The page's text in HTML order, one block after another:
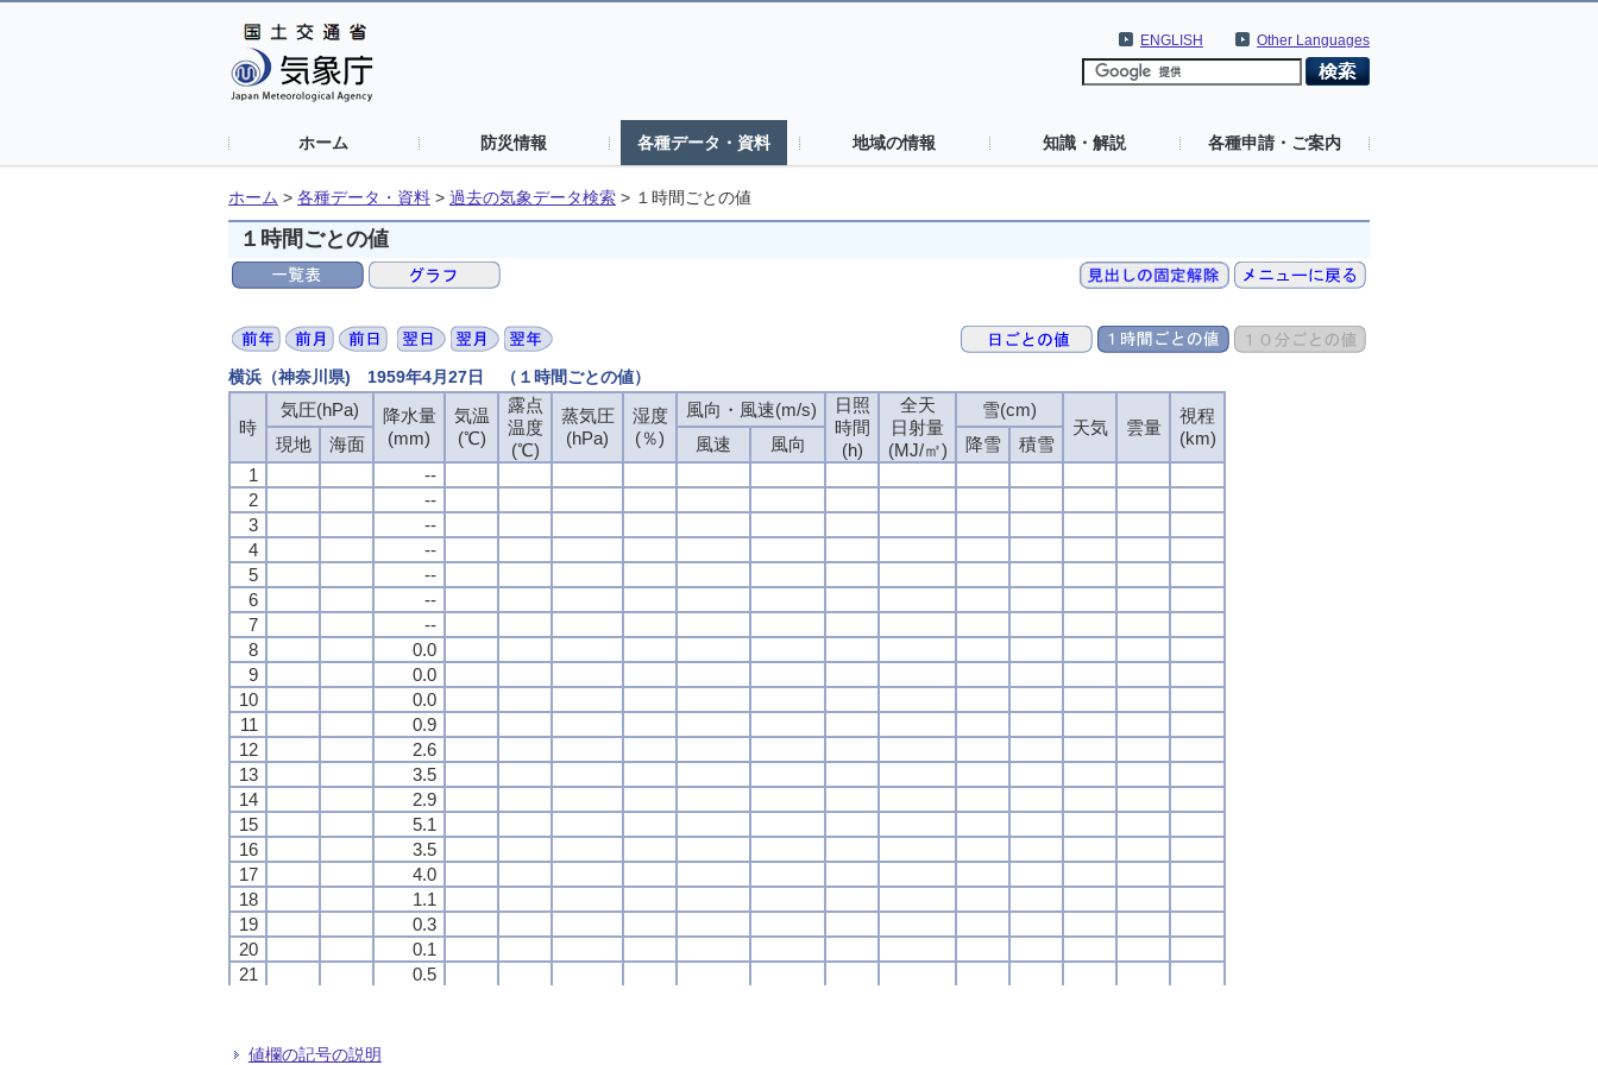
Other Languages
ENGLISH
ホーム 防災情報 各種データ・資料 地域の情報 知識・解説 各種申請・ご案内
ホーム > 各種データ・資料 > 過去の気象データ検索 > １時間ごとの値
１時間ごとの値
横浜（神奈川県) 1959年4月27日 （１時間ごとの値）
時
気圧(hPa)
降水量
(mm)
気温
(℃)
露点
温度
(℃)
蒸気圧
(hPa)
湿度
(％)
風向・風速(m/s)
日照
時間
(h)
全天
日射量
(MJ/㎡)
雪(cm)
天気
雲量
視程
(km)
現地 海面 風速 風向 降雪
積雪
1
--
2
--
3
--
4
--
5
--
6
--
7
--
8
0.0
9
0.0
10
0.0
11
0.9
12
2.6
13
3.5
14
2.9
15
5.1
16
3.5
17
4.0
18
1.1
19
0.3
20
0.1
21
0.5
24
時
気圧(hPa)
降水量
(mm)
気温
(℃)
露点
温度
(℃)
蒸気圧
(hPa)
湿度
(％)
風向・風速(m/s)
日照
時間
(h)
全天
日射量
(MJ/㎡)
雪(cm)
天気
雲量
視程
(km)
現地 海面 風速 風向 降雪
積雪
1
--
2
--
3
--
4
--
5
--
6
--
7
--
8
0.0
9
0.0
10
0.0
11
0.9
12
2.6
13
3.5
14
2.9
15
5.1
16
3.5
17
4.0
18
1.1
19
0.3
20
0.1
21
0.5
24
時
気圧(hPa)
降水量
(mm)
気温
(℃)
露点
温度
(℃)
蒸気圧
(hPa)
湿度
(％)
風向・風速(m/s)
日照
時間
(h)
全天
日射量
(MJ/㎡)
雪(cm)
天気
雲量
視程
(km)
現地 海面 風速 風向 降雪
積雪
1
--
2
--
3
--
4
--
5
--
6
--
7
--
8
0.0
9
0.0
10
0.0
11
0.9
12
2.6
13
3.5
14
2.9
15
5.1
16
3.5
17
4.0
18
1.1
19
0.3
20
0.1
21
0.5
24
時
気圧(hPa)
降水量
(mm)
気温
(℃)
露点
温度
(℃)
蒸気圧
(hPa)
湿度
(％)
風向・風速(m/s)
日照
時間
(h)
全天
日射量
(MJ/㎡)
雪(cm)
天気
雲量
視程
(km)
現地 海面 風速 風向 降雪
積雪
1
--
2
--
3
--
4
--
5
--
6
--
7
--
8
0.0
9
0.0
10
0.0
11
0.9
12
2.6
13
3.5
14
2.9
15
5.1
16
3.5
17
4.0
18
1.1
19
0.3
20
0.1
21
0.5
24
値欄の記号の説明